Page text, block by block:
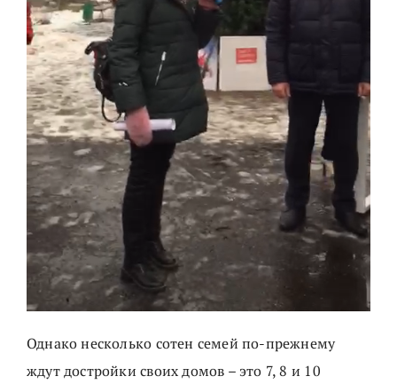
Однако несколько сотен семей по-прежнему
ждут достройки своих домов – это 7, 8 и 10